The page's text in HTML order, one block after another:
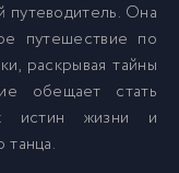
путеводитель. Она
путешествие по
раскрывая тайны
обещает стать
истин жизни и
танца.